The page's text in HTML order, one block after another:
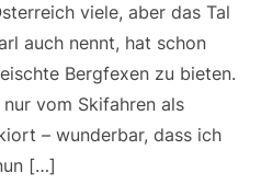
viele, aber das Tal
auch nennt, hat schon
Bergfexen zu bieten.
vom Skifahren als
– wunderbar, dass ich
[…]